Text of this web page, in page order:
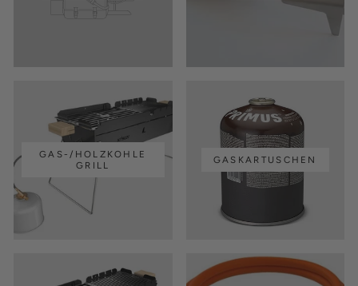
GAS-/HOLZKOHLE
GRILL
GASKARTUSCHEN